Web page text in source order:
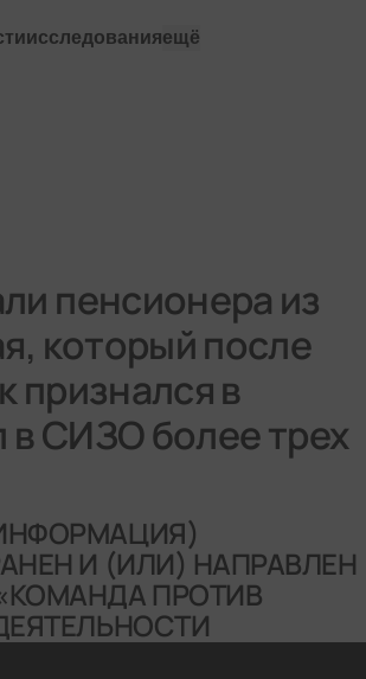
исследованияещё
пенсионера из
который после
признался в
в СИЗО более трех
И (ИЛИ) НАПРАВЛЕН
ПРОТИВ
ПРОТИВ ПЫТОК»